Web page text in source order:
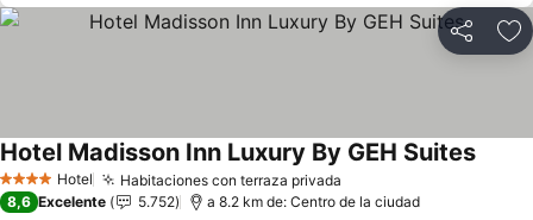
Compartir
4 EstrellasHotel Habitaciones con terraza privada
Hotel Madisson Inn Luxury By GEH SuitesVer
8,6 Excelente 5.752 a 8.2 km de: Centro de la ciudad